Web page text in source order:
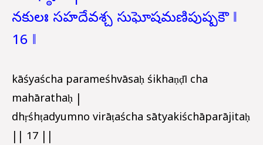
నకులః సహదేవశ్చ సుఘోషమణిపుష్పకౌ ‖
16 ‖
kāśyaścha parameśhvāsaḥ śikhaṇḍī cha
mahārathaḥ |
dhṛśhṭadyumno virāṭaścha sātyakiśchāparājitaḥ
|| 17 ||